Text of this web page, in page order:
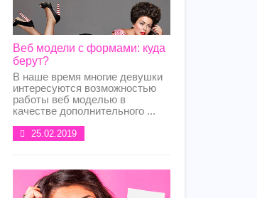
Веб модели с формами: куда
берут?
В наше время многие девушки
интересуются возможностью
работы веб моделью в
качестве дополнительного ...
25.02.2019